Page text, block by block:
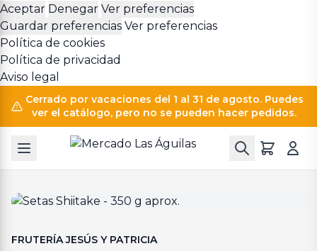
Aceptar Denegar Ver preferencias
Guardar preferencias Ver preferencias
Política de cookies
Política de privacidad
Aviso legal
Cerrado por vacaciones del 1 al 31 de agosto. Puedes
ver el catálogo, pero no se pueden hacer pedidos.
FRUTERÍA JESÚS Y PATRICIA